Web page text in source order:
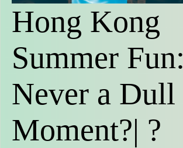
Hong Kong
Summer Fun:
Never a Dull
Moment?| ?